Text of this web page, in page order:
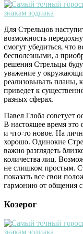
Для Стрельцов
возможность
смогут убедиться, что
бесполезными, а
решения Стрельцы
уважение у
реализовывать планы,
приведет к
разных сферах.
Павел Глоба советует
В настоящее время это
и что-то новое. На
хорошо. Одинокие
важно разглядеть
количества лиц.
не слишком простым.
показать все свои
гармонию от общения
Козерог